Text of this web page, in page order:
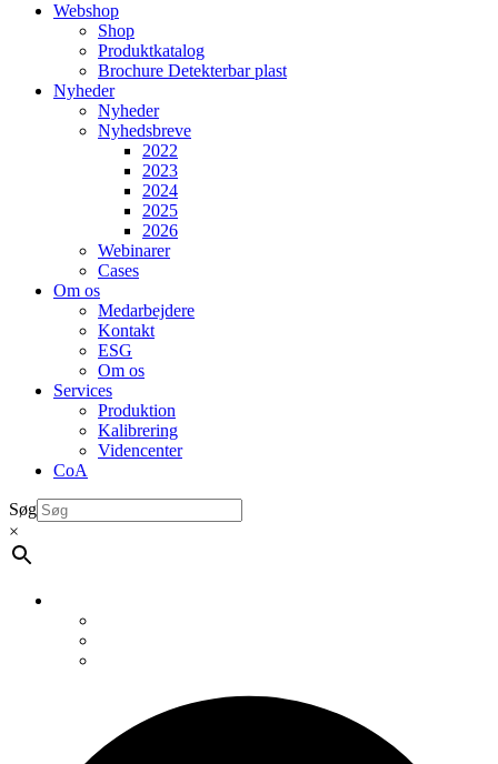
Webshop
Shop
Produktkatalog
Brochure Detekterbar plast
Nyheder
Nyheder
Nyhedsbreve
2022
2023
2024
2025
2026
Webinarer
Cases
Om os
Medarbejdere
Kontakt
ESG
Om os
Services
Produktion
Kalibrering
Videncenter
CoA
Søg
×